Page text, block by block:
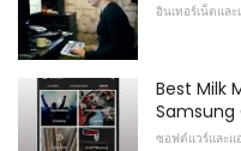
อินเทอร์เน็ตและ
Best Milk
Samsung
ซอฟต์แวร์และแ